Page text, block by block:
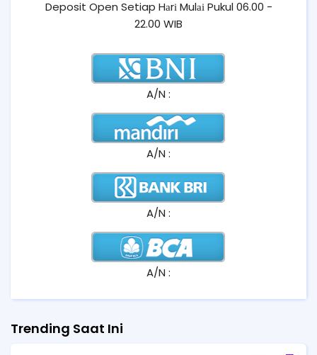
Deposit Open Setiap Hаrі Mulаі Pukul 06.00 -
22.00 WIB
A/N :
A/N :
A/N :
A/N :
Trending Saat Ini